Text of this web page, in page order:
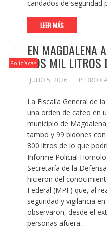
candados de seguridad
LEER MÁS
Policíacas
EN MAGDALENA
DOS MIL LITROS
JULIO 5, 2026 PEDRO
La Fiscalía General de
una orden de cateo en
municipio de
tambo y 99 bidones
800 litros de lo que
Informe Policial
Secretaría de la
hicieron del
Federal (MPF) que, al
seguridad y vigilancia
observaron, desde el
personas afuera…